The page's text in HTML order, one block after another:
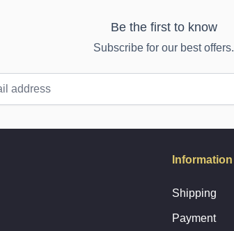
Be the first to know
Subscribe for our best offers.
Information
Shipping
Payment